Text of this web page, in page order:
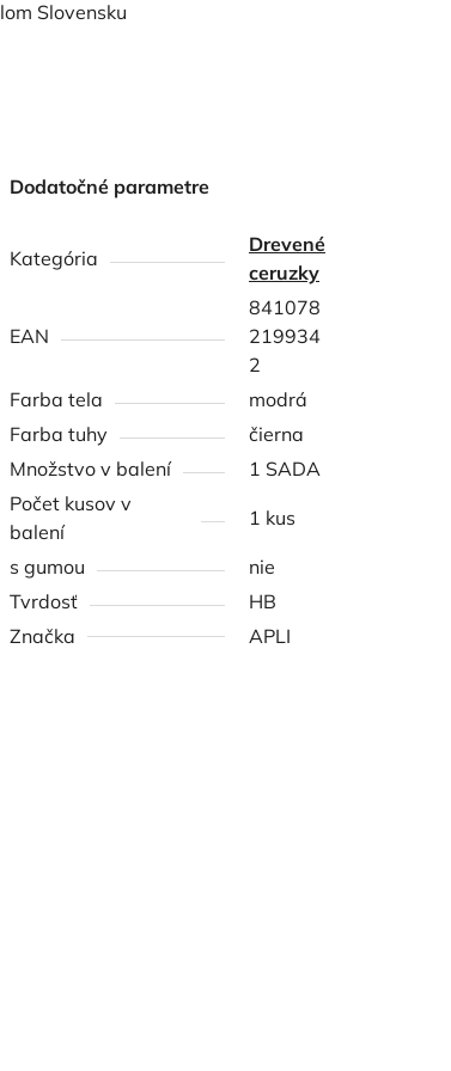
Slovensku
Dodatočné parametre
Kategória
Drevené
ceruzky
EAN
841078
219934
2
Farba tela
modrá
Farba tuhy
čierna
Množstvo v balení
1 SADA
Počet kusov v
balení
1 kus
s gumou
nie
Tvrdosť
HB
Značka
APLI